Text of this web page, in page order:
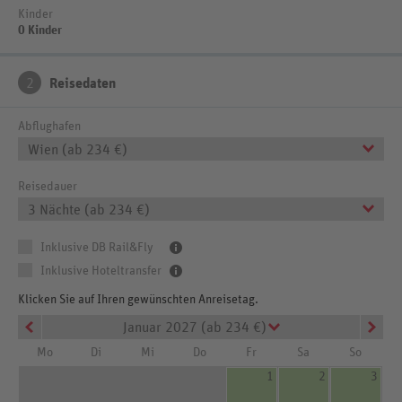
Kinder
0 Kinder
2 Reisedaten
Abflughafen
Wien (ab 234 €)
Reisedauer
3 Nächte (ab 234 €)
Inklusive DB Rail&Fly
Inklusive Hoteltransfer
Klicken Sie auf Ihren gewünschten Anreisetag.
Januar 2027 (ab 234 €)
Mo Di Mi Do Fr Sa
So
1
2 3